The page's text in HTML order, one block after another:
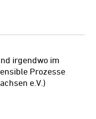
irgendwo im
Prozesse
e.V.)